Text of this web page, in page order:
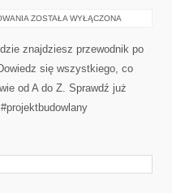
PRZEWODNIK
BUDOWLANYM:
WSZYSTKO,
MUSISZ
ZOSTAŁA WYŁĄCZONA
znajdziesz przewodnik po
się wszystkiego, co
od A do Z. Sprawdź już